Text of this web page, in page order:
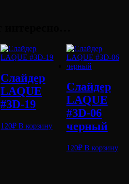
Слайдер
LAQUE
#3D-19
120₽ В корзину
Слайдер
LAQUE
#3D-06
черный
120₽ В корзину